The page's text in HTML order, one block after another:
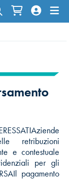
retribuzioni
e contestuale
per gli
pagamento